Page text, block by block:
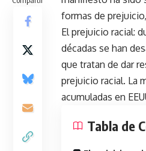
formas de
El prejuicio racial:
décadas se han
que tratan de dar
prejuicio racial. La
acumuladas en
Tabla de